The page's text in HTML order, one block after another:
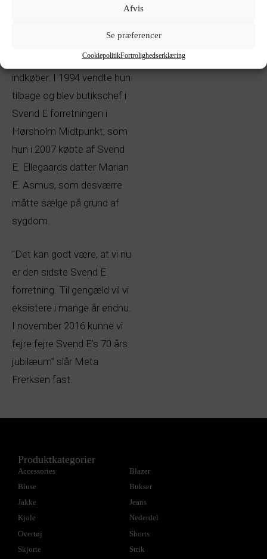
Afvis
Se præferencer
CookiepolitikFortrolighedserklæring
hun butikschef i Svend E på
1985 til 1994 rejste hun i
Europa og Østen som
indkøber. I 1994 vendte hun
tilbage og blev butikschef i
Svend E forretningen i
Hørsholm Midtpunkt, som
hun i 2007 købte af Svend
E. Ellegaards datter Marian
E. Asmus, som desværre
måtte sælge på grund af
sygdom.
“Det kan godt være, at vi nu
er den sidste Svend E
forretning. Til gengæld vil vi
eksistere i mange år endnu.
I november 2016 kunne vi
fejre fejre Svend E’s 70 års
jubilæum” slår Meta
Frerksen fast.
Produktkategorier
Accessories
Blazer
Bluse
Bukser
Jakke
Jeans
Kjole
Nederdel
Overtøj
Shorts
Skjorte
Strik